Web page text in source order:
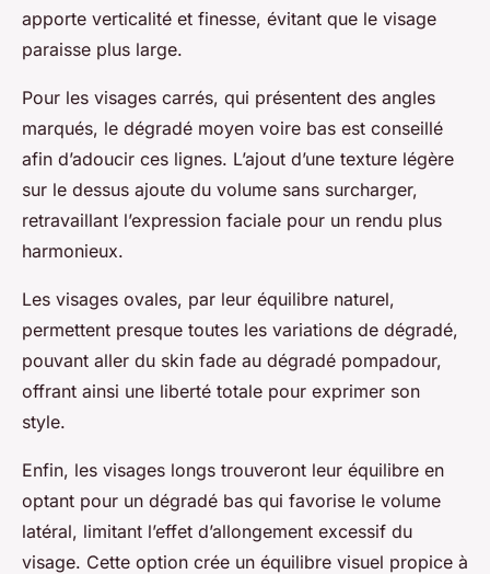
apporte verticalité et finesse, évitant que le visage
paraisse plus large.
Pour les visages carrés, qui présentent des angles
marqués, le dégradé moyen voire bas est conseillé
afin d’adoucir ces lignes. L’ajout d’une texture légère
sur le dessus ajoute du volume sans surcharger,
retravaillant l’expression faciale pour un rendu plus
harmonieux.
Les visages ovales, par leur équilibre naturel,
permettent presque toutes les variations de dégradé,
pouvant aller du skin fade au dégradé pompadour,
offrant ainsi une liberté totale pour exprimer son
style.
Enfin, les visages longs trouveront leur équilibre en
optant pour un dégradé bas qui favorise le volume
latéral, limitant l’effet d’allongement excessif du
visage. Cette option crée un équilibre visuel propice à